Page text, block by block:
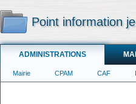
Point information
ADMINISTRATIONS
Mairie CPAM CAF